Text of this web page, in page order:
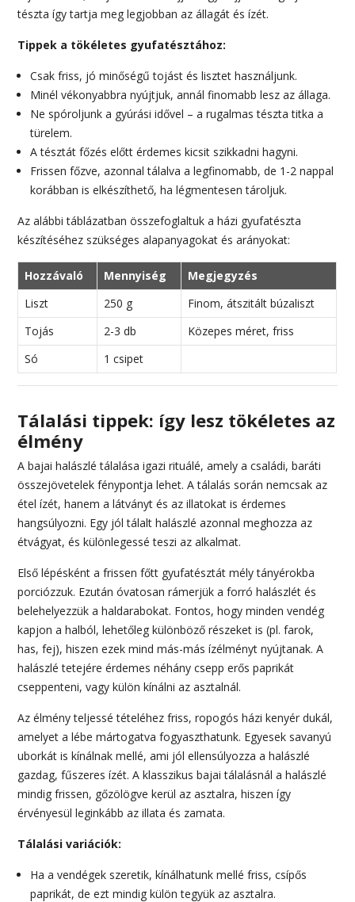
tészta így tartja meg legjobban az állagát és ízét.
Tippek a tökéletes gyufatésztához:
Csak friss, jó minőségű tojást és lisztet használjunk.
Minél vékonyabbra nyújtjuk, annál finomabb lesz az állaga.
Ne spóroljunk a gyúrási idővel – a rugalmas tészta titka a
türelem.
A tésztát főzés előtt érdemes kicsit szikkadni hagyni.
Frissen főzve, azonnal tálalva a legfinomabb, de 1-2 nappal
korábban is elkészíthető, ha légmentesen tároljuk.
Az alábbi táblázatban összefoglaltuk a házi gyufatészta
készítéséhez szükséges alapanyagokat és arányokat:
Hozzávaló Mennyiség
Megjegyzés
Liszt
250 g
Finom, átszitált búzaliszt
Tojás
2-3 db
Közepes méret, friss
Só
1 csipet
Tálalási tippek: így lesz tökéletes az
élmény
A bajai halászlé tálalása igazi rituálé, amely a családi, baráti
összejövetelek fénypontja lehet. A tálalás során nemcsak az
étel ízét, hanem a látványt és az illatokat is érdemes
hangsúlyozni. Egy jól tálalt halászlé azonnal meghozza az
étvágyat, és különlegessé teszi az alkalmat.
Első lépésként a frissen főtt gyufatésztát mély tányérokba
porciózzuk. Ezután óvatosan rámerjük a forró halászlét és
belehelyezzük a haldarabokat. Fontos, hogy minden vendég
kapjon a halból, lehetőleg különböző részeket is (pl. farok,
has, fej), hiszen ezek mind más-más ízélményt nyújtanak. A
halászlé tetejére érdemes néhány csepp erős paprikát
cseppenteni, vagy külön kínálni az asztalnál.
Az élmény teljessé tételéhez friss, ropogós házi kenyér dukál,
amelyet a lébe mártogatva fogyaszthatunk. Egyesek savanyú
uborkát is kínálnak mellé, ami jól ellensúlyozza a halászlé
gazdag, fűszeres ízét. A klasszikus bajai tálalásnál a halászlé
mindig frissen, gőzölögve kerül az asztalra, hiszen így
érvényesül leginkább az illata és zamata.
Tálalási variációk:
Ha a vendégek szeretik, kínálhatunk mellé friss, csípős
paprikát, de ezt mindig külön tegyük az asztalra.